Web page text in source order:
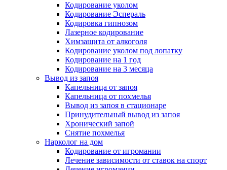
Кодирование уколом
Кодирование Эспераль
Кодировка гипнозом
Лазерное кодирование
Химзащита от алкоголя
Кодирование уколом под лопатку
Кодирование на 1 год
Кодирование на 3 месяца
Вывод из запоя
Капельница от запоя
Капельница от похмелья
Вывод из запоя в стационаре
Принудительный вывод из запоя
Хронический запой
Снятие похмелья
Нарколог на дом
Кодирование от игромании
Лечение зависимости от ставок на спорт